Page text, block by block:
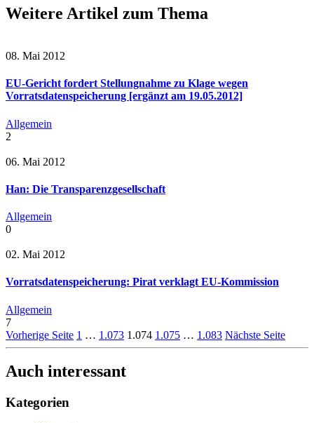
Weitere Artikel zum Thema
08. Mai 2012
EU-Gericht fordert Stellungnahme zu Klage wegen
Vorratsdatenspeicherung [ergänzt am 19.05.2012]
Allgemein
2
06. Mai 2012
Han: Die Transparenzgesellschaft
Allgemein
0
02. Mai 2012
Vorratsdatenspeicherung: Pirat verklagt EU-Kommission
Allgemein
7
Vorherige Seite 1 … 1.073 1.074 1.075 … 1.083 Nächste Seite
Auch interessant
Kategorien